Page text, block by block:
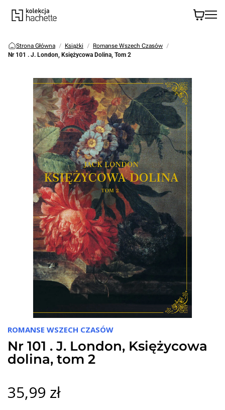
Strona Główna Książki
Romanse Wszech Czasów
Nr 101 . J. London, Księżycowa Dolina, Tom 2
ROMANSE WSZECH CZASÓW
Nr 101 . J. London, Księżycowa
dolina, tom 2
35,99 zł